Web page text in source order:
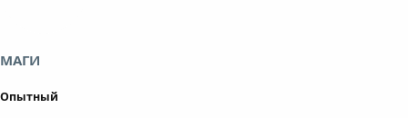
МАГИ
Опытный